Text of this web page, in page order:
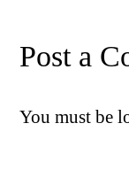
Post a
You must be